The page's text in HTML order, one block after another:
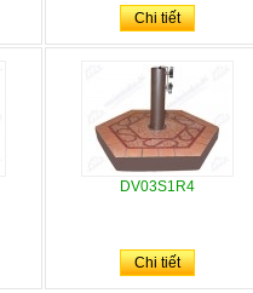
Chi tiết
DV03S1R4
Chi tiết